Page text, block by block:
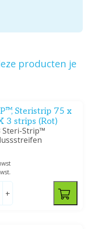
producten je
Steristrip 75 x
3 strips (Rot)
Steri-Strip™
+